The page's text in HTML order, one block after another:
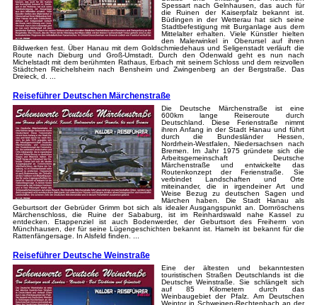
Spessart nach Gelnhausen, das auch für
die Ruinen der Kaiserpfalz bekannt ist.
Büdingen in der Wetterau hat sich seine
Stadtbefestigung mit Burganlage aus dem
Mittelalter erhalten. Viele Künstler hielten
den Malerwinkel in Oberursel auf ihren
Bildwerken fest. Über Hanau mit dem Goldschmiedehaus und Seligenstadt verläuft die
Route nach Dieburg und Groß-Umstadt. Durch den Odenwald geht es nun nach
Michelstadt mit dem berühmten Rathaus, Erbach mit seinem Schloss und dem reizvollen
Städtchen Reichelsheim nach Bensheim und Zwingenberg an der Bergstraße. Das
Dreieck, d. ...
Reiseführer Deutschen Märchenstraße
Die Deutsche Märchenstraße ist eine
600km lange Reiseroute durch
Deutschland. Diese Ferienstraße nimmt
ihren Anfang in der Stadt Hanau und führt
durch die Bundesländer Hessen,
Nordrhein-Westfalen, Niedersachsen nach
Bremen. Im Jahr 1975 gründete sich die
Arbeitsgemeinschaft Deutsche
Märchenstraße und entwickelte das
Routenkonzept der Ferienstraße. Sie
verbindet Landschaften und Orte
miteinander, die in irgendeiner Art und
Weise Bezug zu deutschen Sagen und
Märchen haben. Die Stadt Hanau als
Geburtsort der Gebrüder Grimm bot sich als idealer Ausgangspunkt an. Dornröschens
Märchenschloss, die Ruine der Sababurg, ist im Reinhardswald nahe Kassel zu
entdecken. Etappenziel ist auch Bodenwerder, der Geburtsort des Freiherrn von
Münchhausen, der für seine Lügengeschichten bekannt ist. Hameln ist bekannt für die
Rattenfängersage. In Alsfeld finden. ...
Reiseführer Deutsche Weinstraße
Eine der ältesten und bekanntesten
touristischen Straßen Deutschlands ist die
Deutsche Weinstraße. Sie schlängelt sich
auf 85 Kilometern durch das
Weinbaugebiet der Pfalz. Am Deutschen